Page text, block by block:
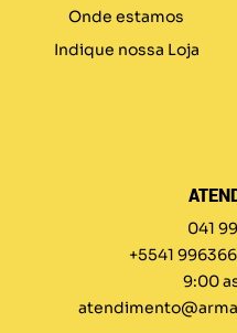
Onde estamos
Indique nossa Loja
041
+5541
9:00